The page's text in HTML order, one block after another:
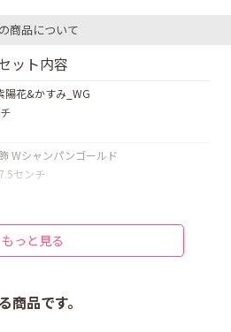
商品について
ット内容
陽花&かすみ_WG
Wシャンパンゴールド
センチ
ンク:L
鞠玉白金_M
もっと見る
商品です。